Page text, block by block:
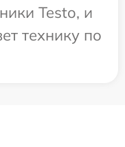
Testo, и
технику по